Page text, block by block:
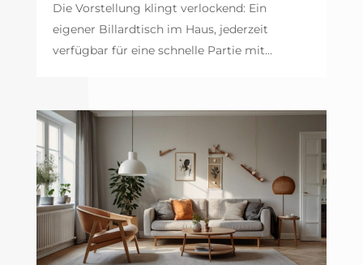
Die Vorstellung klingt verlockend: Ein
eigener Billardtisch im Haus, jederzeit
verfügbar für eine schnelle Partie mit...